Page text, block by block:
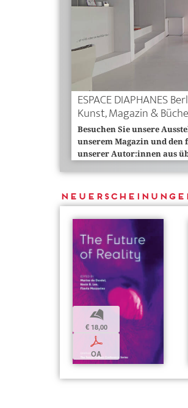
ESPACE DIAPHANES
Kunst, Magazin &
Besuchen Sie unsere
unserem Magazin und den
unserer Autor:innen aus
b
€ 18,00
p
OA